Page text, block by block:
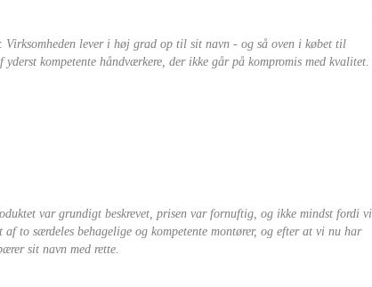
Virksomheden lever i høj grad op til sit navn - og så oven i købet til
kompetente håndværkere, der ikke går på kompromis med kvalitet.
var grundigt beskrevet, prisen var fornuftig, og ikke mindst fordi vi
to særdeles behagelige og kompetente montører, og efter at vi nu har
sit navn med rette.